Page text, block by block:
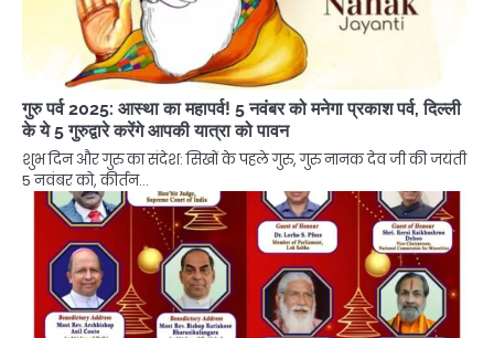
गुरु पर्व 2025: आस्था का महापर्व! 5 नवंबर को मनेगा प्रकाश पर्व, दिल्ली
के ये 5 गुरुद्वारे करेंगे आपकी यात्रा को पावन
शुभ दिन और गुरु का संदेश: सिखों के पहले गुरु, गुरु नानक देव जी की जयंती
5 नवंबर को, कीर्तन…